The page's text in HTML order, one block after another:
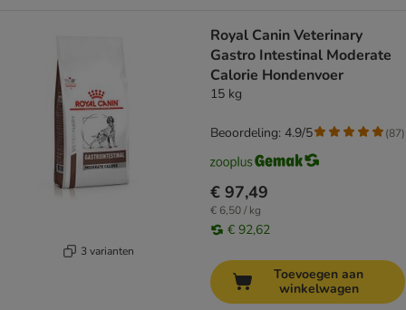
3 varianten
Royal Canin Veterinary
Gastro Intestinal Moderate
Calorie Hondenvoer
15 kg
€ 97,49
€ 6,50 / kg
€ 92,62
Beoordeling: 4.9/5 (87)
Toevoegen aan
winkelwagen